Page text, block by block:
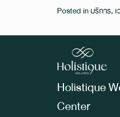
Posted inบริการ,
Holistique
Center